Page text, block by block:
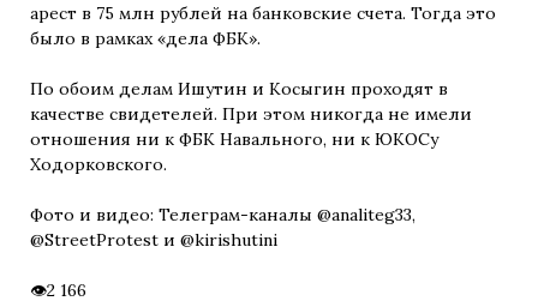
арест в 75 млн рублей на банковские счета. Тогда это
было в рамках «дела ФБК».
По обоим делам Ишутин и Косыгин проходят в
качестве свидетелей. При этом никогда не имели
отношения ни к ФБК Навального, ни к ЮКОСу
Ходорковского.
Фото и видео: Телеграм-каналы @analiteg33,
@StreetProtest и @kirishutini
2 166